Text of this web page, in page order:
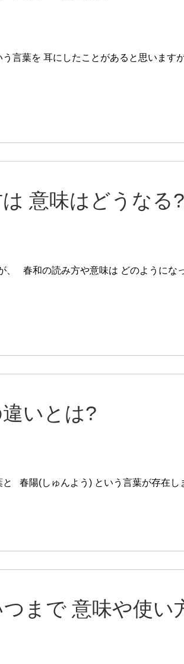
う言葉を 耳にしたことがあると思います
意味はどうなる?
、 春和の読み方や意味は どのようにな
いとは?
と 春陽(しゅんよう) という言葉が存在し
まで 意味や使い